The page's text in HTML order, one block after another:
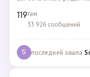
119тем
33 926 сообщений
S последней зашла